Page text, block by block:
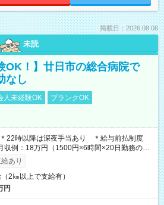
掲載日：2026.08.06
未読
OK！】廿日市の総合病院で
なし
人未経験OK
ブランクOK
22時以降は深夜手当あり ＊給与前払制度
収例：18万円（1500円×6時間×20日勤務の場
あり
2㎞以上で支給有）
円